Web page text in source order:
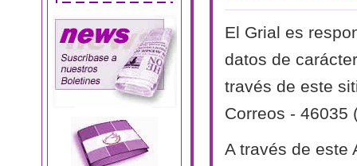
El Grial es
datos de
través de este
Correos - 46035
A través de este